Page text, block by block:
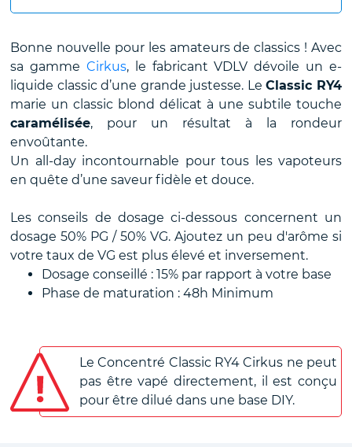
Bonne nouvelle pour les amateurs de classics ! Avec
sa gamme Cirkus, le fabricant VDLV dévoile un e-
liquide classic d’une grande justesse. LeClassic RY4
marie un classic blond délicat à une subtile touche
caramélisée, pour un résultat à la rondeur
envoûtante.
Un all-day incontournable pour tous les vapoteurs
en quête d’une saveur fidèle et douce.
Les conseils de dosage ci-dessous concernent un
dosage 50% PG / 50% VG. Ajoutez un peu d'arôme si
votre taux de VG est plus élevé et inversement.
Dosage conseillé : 15% par rapport à votre base
Phase de maturation : 48h Minimum
Le Concentré Classic RY4 Cirkus ne peut
pas être vapé directement, il est conçu
pour être dilué dans une base DIY.